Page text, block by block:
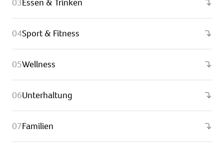
Essen & Trinken
Sport & Fitness
Wellness
Unterhaltung
Familien